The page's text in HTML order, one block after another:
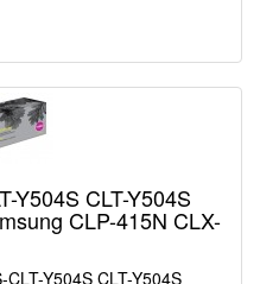
Y504S CLT-Y504S
CLP-415N CLX-
Y504S CLT-Y504S